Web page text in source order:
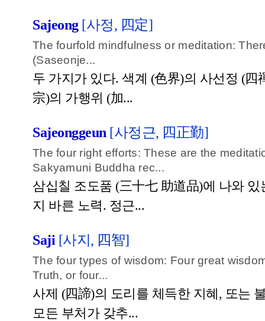
Sajeong[사정, 四定]
The fourfold mindfulness or meditation:
(Saseonje...
두 가지가 있다. 색계 (色界)의 사선정 (四
宗)의 가행위 (加...
Sajeonggeun [사정근, 四正勤]
The four right efforts: These are the
Sakyamuni Buddha rec...
삼십칠 조도품 (三十七 助道品)에 나와
지 바른 노력. 정근...
Saji [사지, 四智]
The four types of wisdom: Four great
Truth, or four...
사제 (四諦)의 도리를 체득한 지혜, 또는
모든 부처가 갖추...